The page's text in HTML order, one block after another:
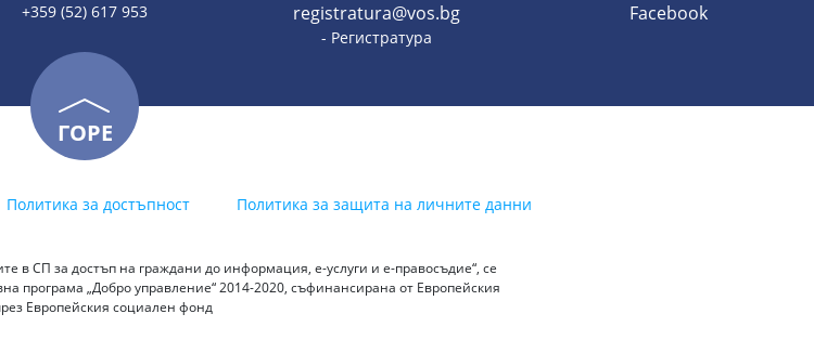
+359 (52) 617 953 registratura@vos.bg
- Регистратура
Facebook
ГОРЕ
Политика за достъпност Политика за защита на личните данни
в СП за достъп на граждани до информация, е-услуги и е-правосъдие“, се
програма „Добро управление“ 2014-2020, съфинансирана от Европейския
Европейския социален фонд